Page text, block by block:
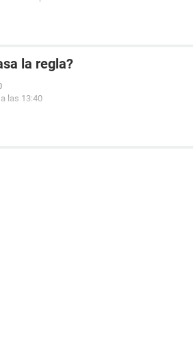
la regla?
las 13:40